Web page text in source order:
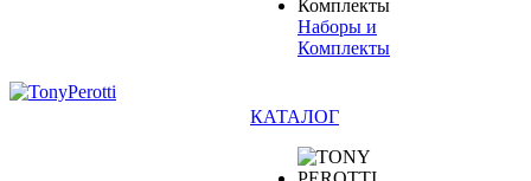
Наборы и
Комплекты
КАТАЛОГ